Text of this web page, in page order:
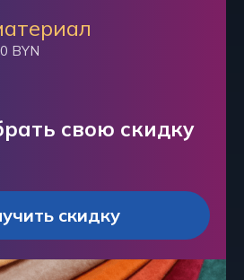
BYN
свою скидку
скидку